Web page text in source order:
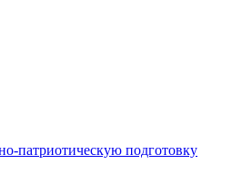
патриотическую подготовку